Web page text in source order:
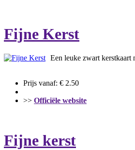
Fijne Kerst
Een leuke zwart kerstkaart
Prijs vanaf: € 2.50
>> Officiële website
Fijne kerst